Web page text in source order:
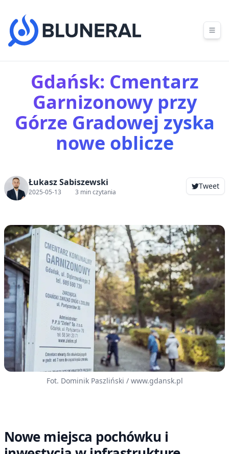
Gdańsk: Cmentarz
Garnizonowy przy
Górze Gradowej zyska
nowe oblicze
Łukasz Sabiszewski
2025-05-13 3 min czytania
Tweet
Fot. Dominik Paszliński / www.gdansk.pl
Nowe miejsca pochówku i